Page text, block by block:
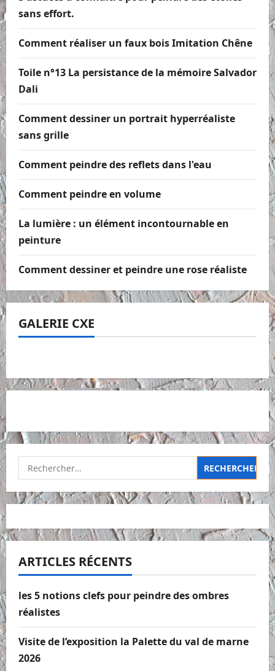
sans effort.
Comment réaliser un faux bois Imitation Chêne
Toile n°13 La persistance de la mémoire Salvador
Dali
Comment dessiner un portrait hyperréaliste
sans grille
Comment peindre des reflets dans l'eau
Comment peindre en volume
La lumière : un élément incontournable en
peinture
Comment dessiner et peindre une rose réaliste
GALERIE CXE
Rechercher :
ARTICLES RÉCENTS
les 5 notions clefs pour peindre des ombres
réalistes
Visite de l’exposition la Palette du val de marne
2026